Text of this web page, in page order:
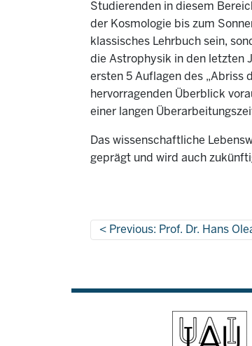
Studierenden in diesem
der Kosmologie bis zum
klassisches Lehrbuch sein,
die Astrophysik in den letzten
ersten 5 Auflagen des „Abriss
hervorragenden Überblick
einer langen
Das wissenschaftliche
geprägt und wird auch
Previous: Prof. Dr. Hans